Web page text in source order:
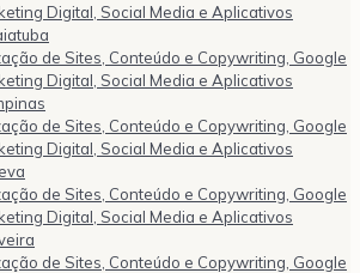
Digital, Social Media e Aplicativos
de Sites, Conteúdo e Copywriting, Google
Digital, Social Media e Aplicativos
de Sites, Conteúdo e Copywriting, Google
Digital, Social Media e Aplicativos
de Sites, Conteúdo e Copywriting, Google
Digital, Social Media e Aplicativos
de Sites, Conteúdo e Copywriting, Google